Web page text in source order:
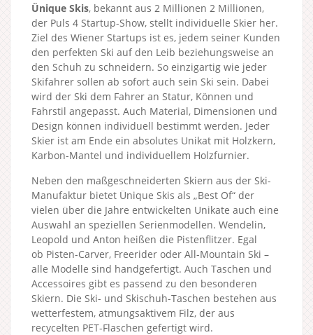
Ünique Skis, bekannt aus 2 Millionen 2 Millionen,
der Puls 4 Startup-Show, stellt individuelle Skier her.
Ziel des Wiener Startups ist es, jedem seiner Kunden
den perfekten Ski auf den Leib beziehungsweise an
den Schuh zu schneidern. So einzigartig wie jeder
Skifahrer sollen ab sofort auch sein Ski sein. Dabei
wird der Ski dem Fahrer an Statur, Können und
Fahrstil angepasst. Auch Material, Dimensionen und
Design können individuell bestimmt werden. Jeder
Skier ist am Ende ein absolutes Unikat mit Holzkern,
Karbon-Mantel und individuellem Holzfurnier.
Neben den maßgeschneiderten Skiern aus der Ski-
Manufaktur bietet Ünique Skis als „Best Of“ der
vielen über die Jahre entwickelten Unikate auch eine
Auswahl an speziellen Serienmodellen. Wendelin,
Leopold und Anton heißen die Pistenflitzer. Egal
ob Pisten-Carver, Freerider oder All-Mountain Ski –
alle Modelle sind handgefertigt. Auch Taschen und
Accessoires gibt es passend zu den besonderen
Skiern. Die Ski- und Skischuh-Taschen bestehen aus
wetterfestem, atmungsaktivem Filz, der aus
recycelten PET-Flaschen gefertigt wird.